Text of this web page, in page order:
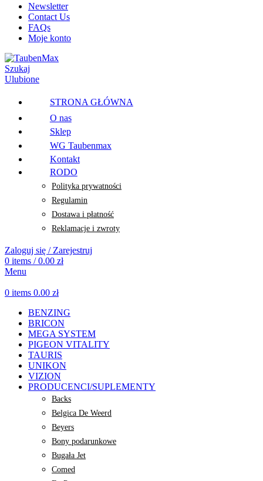
Newsletter
Contact Us
FAQs
Moje konto
Szukaj
Ulubione
STRONA GŁÓWNA
O nas
Sklep
WG Taubenmax
Kontakt
RODO
Polityka prywatności
Regulamin
Dostawa i płatność
Reklamacje i zwroty
Zaloguj się / Zarejestruj
0 items / 0.00 zł
Menu
0 items 0.00 zł
BENZING
BRICON
MEGA SYSTEM
PIGEON VITALITY
TAURIS
UNIKON
VIZION
PRODUCENCI/SUPLEMENTY
Backs
Belgica De Weerd
Beyers
Bony podarunkowe
Bugała Jet
Comed